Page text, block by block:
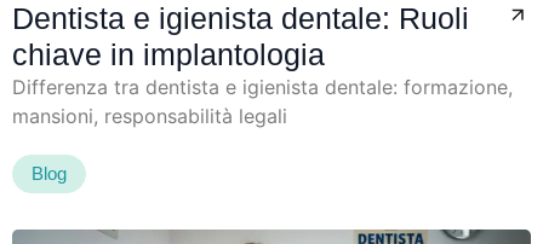
Dentista e igienista dentale: Ruoli
chiave in implantologia
Differenza tra dentista e igienista dentale: formazione,
mansioni, responsabilità legali
Blog